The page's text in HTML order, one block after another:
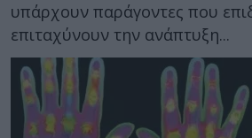
υπάρχουν παράγοντες που
επιταχύνουν την ανάπτυξη...